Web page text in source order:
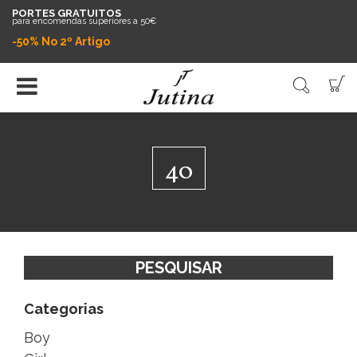
PORTES GRATUITOS
para encomendas superiores a 50€
-50% No 2º Artigo
40
PESQUISAR
Categorias
Boy